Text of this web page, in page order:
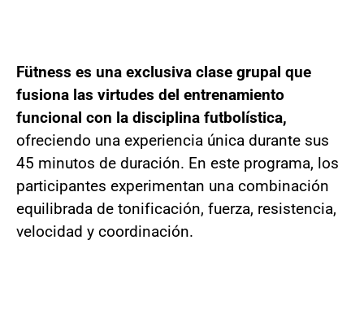
Fütness es una exclusiva clase grupal que
fusiona las virtudes del entrenamiento
funcional con la disciplina futbolística,
ofreciendo una experiencia única durante sus
45 minutos de duración. En este programa, los
participantes experimentan una combinación
equilibrada de tonificación, fuerza, resistencia,
velocidad y coordinación.